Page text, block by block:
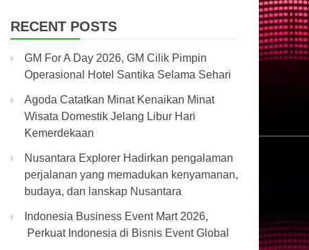
RECENT POSTS
GM For A Day 2026, GM Cilik Pimpin
Operasional Hotel Santika Selama Sehari
Agoda Catatkan Minat Kenaikan Minat
Wisata Domestik Jelang Libur Hari
Kemerdekaan
Nusantara Explorer Hadirkan pengalaman
perjalanan yang memadukan kenyamanan,
budaya, dan lanskap Nusantara
Indonesia Business Event Mart 2026,
Perkuat Indonesia di Bisnis Event Global